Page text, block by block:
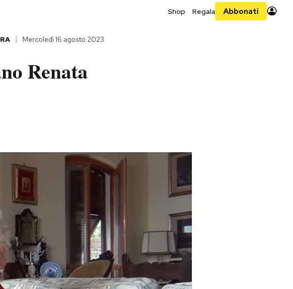
Shop Regala Abbonati
Mercoledì 16 agosto 2023
Renata